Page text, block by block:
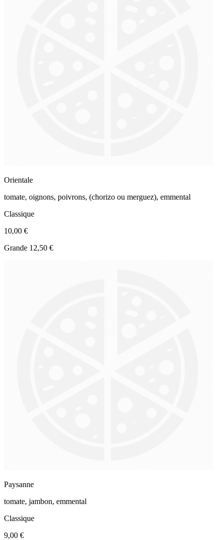
Orientale
tomate, oignons, poivrons, (chorizo ou merguez), emmental
Classique
10,00 €
Grande 12,50 €
Paysanne
tomate, jambon, emmental
Classique
9,00 €